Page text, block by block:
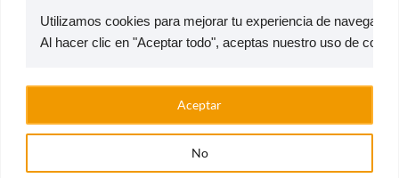
Utilizamos cookies para mejorar tu experiencia de
No
Aceptar
Atención al usuario | PQRS
© 2026 — Estufas Ecoeficientes Metalcof